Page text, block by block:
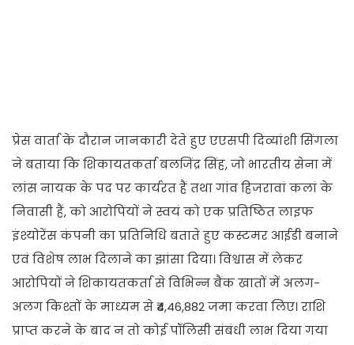
प्रेस वार्ता के दौरान जानकारी देते हुए एएसपी दिव्यांशी सिंगला
ने बताया कि शिकायतकर्ता बलजिंद्र सिंह, जो भारतीय सेना में
लांस नायक के पद पर कार्यरत हैं तथा गांव हिजरावां कलां के
निवासी हैं, को आरोपियों ने स्वयं को एक प्रतिष्ठित लाइफ
इंश्योरेंस कंपनी का प्रतिनिधि बताते हुए कस्टमर आईडी बनाने
एवं विशेष लाभ दिलाने का झांसा दिया। विश्वास में लेकर
आरोपियों ने शिकायतकर्ता से विभिन्न बैंक खातों में अलग-
अलग किश्तों के माध्यम से ₹4,46,882 जमा करवा लिए। राशि
प्राप्त करने के बाद न तो कोई पॉलिसी संबंधी लाभ दिया गया